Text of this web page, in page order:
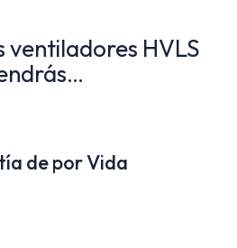
ventiladores HVLS
de por Vida